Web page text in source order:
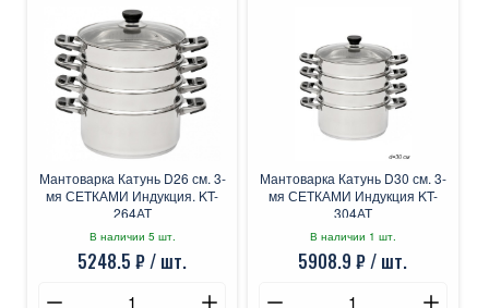
Мантоварка Катунь D26 см. 3-
мя СЕТКАМИ Индукция. KT-
264АТ
В наличии 5 шт.
5248.5 ₽ / шт.
Мантоварка Катунь D30 см. 3-
мя СЕТКАМИ Индукция KT-
304АТ
В наличии 1 шт.
5908.9 ₽ / шт.